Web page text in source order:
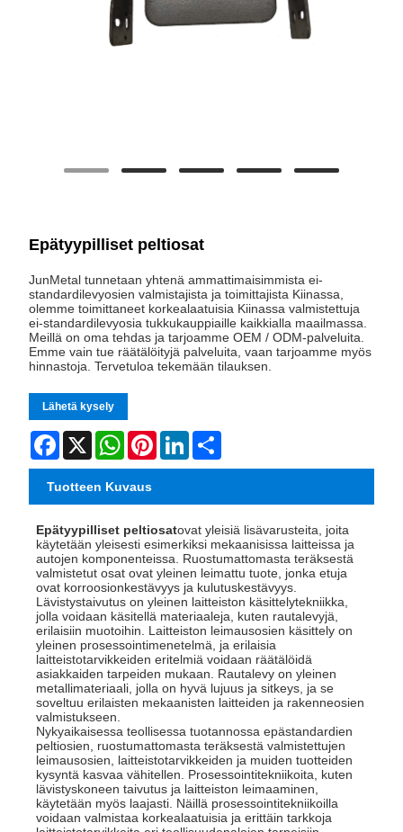
Epätyypilliset peltiosat
JunMetal tunnetaan yhtenä ammattimaisimmista ei-
standardilevyosien valmistajista ja toimittajista Kiinassa,
olemme toimittaneet korkealaatuisia Kiinassa valmistettuja
ei-standardilevyosia tukkukauppiaille kaikkialla maailmassa.
Meillä on oma tehdas ja tarjoamme OEM / ODM-palveluita.
Emme vain tue räätälöityjä palveluita, vaan tarjoamme myös
hinnastoja. Tervetuloa tekemään tilauksen.
Lähetä kysely
Facebook
X WhatsAppPinterestLinkedIn
Tuotteen Kuvaus
Epätyypilliset peltiosatovat yleisiä lisävarusteita, joita
käytetään yleisesti esimerkiksi mekaanisissa laitteissa ja
autojen komponenteissa. Ruostumattomasta teräksestä
valmistetut osat ovat yleinen leimattu tuote, jonka etuja
ovat korroosionkestävyys ja kulutuskestävyys.
Lävistystaivutus on yleinen laitteiston käsittelytekniikka,
jolla voidaan käsitellä materiaaleja, kuten rautalevyjä,
erilaisiin muotoihin. Laitteiston leimausosien käsittely on
yleinen prosessointimenetelmä, ja erilaisia ​​​​
laitteistotarvikkeiden eritelmiä voidaan räätälöidä
asiakkaiden tarpeiden mukaan. Rautalevy on yleinen
metallimateriaali, jolla on hyvä lujuus ja sitkeys, ja se
soveltuu erilaisten mekaanisten laitteiden ja rakenneosien
valmistukseen.
Nykyaikaisessa teollisessa tuotannossa epästandardien
peltiosien, ruostumattomasta teräksestä valmistettujen
leimausosien, laitteistotarvikkeiden ja muiden tuotteiden
kysyntä kasvaa vähitellen. Prosessointitekniikoita, kuten
lävistyskoneen taivutus ja laitteiston leimaaminen,
käytetään myös laajasti. Näillä prosessointitekniikoilla
voidaan valmistaa korkealaatuisia ja erittäin tarkkoja